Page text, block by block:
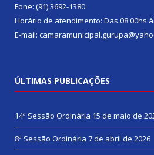
Fone: (91) 3692-1380
Horário de atendimento: Das 08:00hs
E-mail:
ÚLTIMAS PUBLICAÇÕES
14ª Sessão Ordinária 15 de maio de
8ª Sessão Ordinária 7 de abril de 2026